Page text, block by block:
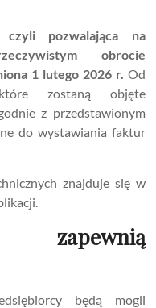
czyli pozwalająca na
obrocie
1 lutego 2026 r. Od
zostaną objęte
z przedstawionym
do wystawiania faktur
znajduje się w
będą mogli